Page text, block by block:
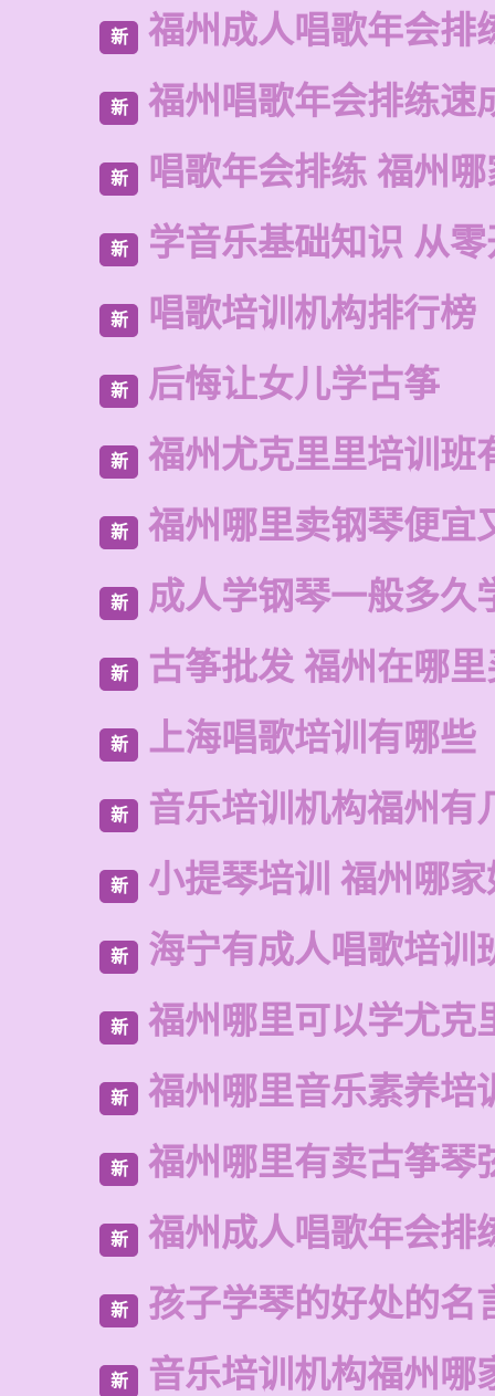
新 福州成人唱歌年会排
新 福州唱歌年会排练速
新 唱歌年会排练 福州
新 学音乐基础知识 从
新 唱歌培训机构排行榜
新 后悔让女儿学古筝
新 福州尤克里里培训班
新 福州哪里卖钢琴便宜
新 成人学钢琴一般多久
新 古筝批发 福州在哪
新 上海唱歌培训有哪些
新 音乐培训机构福州有
新 小提琴培训 福州哪
新 海宁有成人唱歌培训
新 福州哪里可以学尤克
新 福州哪里音乐素养培
新 福州哪里有卖古筝琴
新 福州成人唱歌年会排
新 孩子学琴的好处的名
新 音乐培训机构福州哪